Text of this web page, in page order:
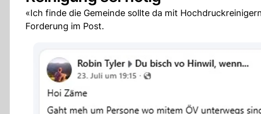
«Ich finde die Gemeinde sollte da mit
Forderung im Post.